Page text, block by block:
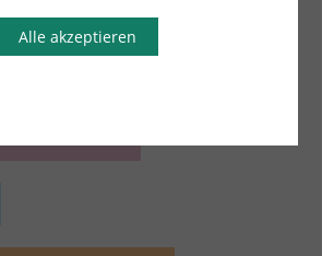
Alle akzeptieren